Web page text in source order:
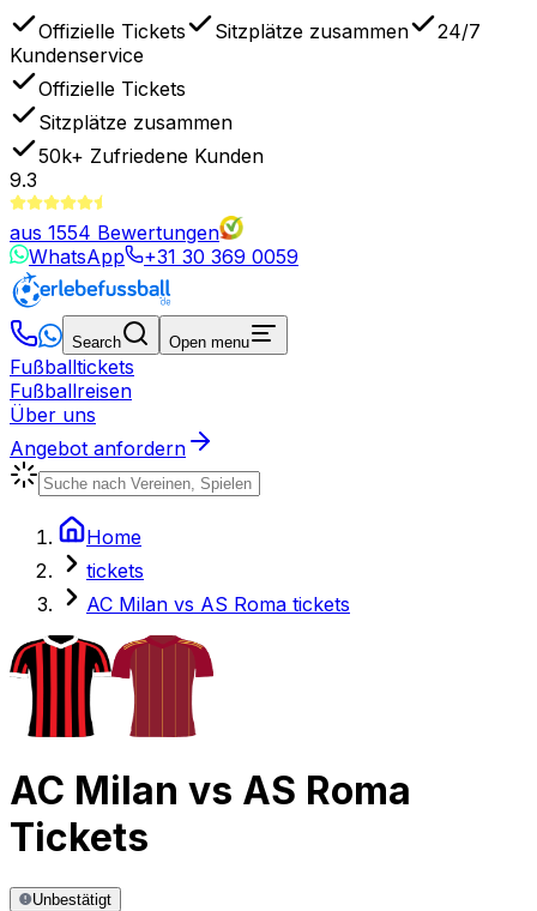
Offizielle Tickets Sitzplätze zusammen
24/7
Kundenservice
Offizielle Tickets
Sitzplätze zusammen
50k+ Zufriedene Kunden
9.3
aus 1554 Bewertungen
WhatsApp
+31 30 369 0059
Search Open menu
Fußballtickets
Fußballreisen
Über uns
Angebot anfordern
Home
tickets
AC Milan vs AS Roma tickets
AC Milan vs AS Roma
Tickets
Unbestätigt